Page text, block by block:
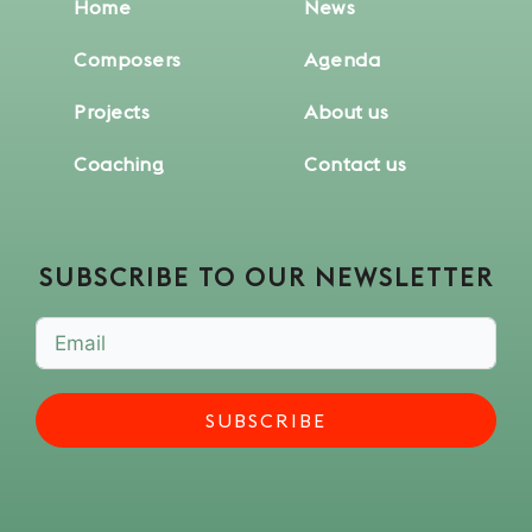
Home
Composers
Projects
Coaching
News
Agenda
About us
Contact us
SUBSCRIBE TO OUR NEWSLETTER
SUBSCRIBE